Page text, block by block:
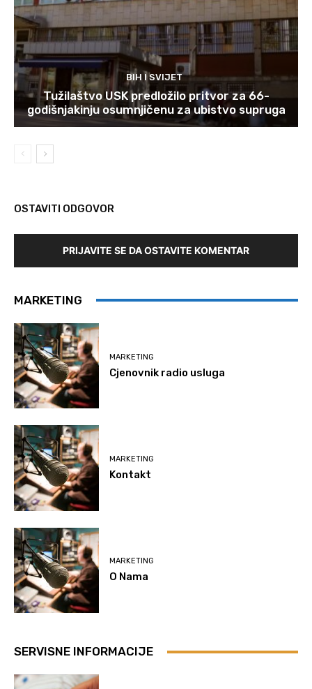
BIH I SVIJET
Tužilaštvo USK predložilo pritvor za 66-
godišnjakinju osumnjičenu za ubistvo supruga
OSTAVITI ODGOVOR
PRIJAVITE SE DA OSTAVITE KOMENTAR
MARKETING
MARKETING
Cjenovnik radio usluga
MARKETING
Kontakt
MARKETING
O Nama
SERVISNE INFORMACIJE